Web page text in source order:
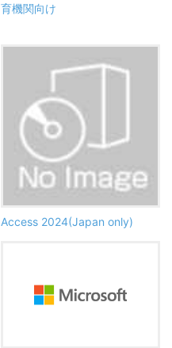
育機関向け
Access 2024(Japan only)